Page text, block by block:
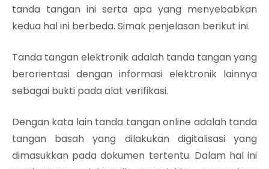
tanda tangan ini serta apa yang menyebabkan
kedua hal ini berbeda. Simak penjelasan berikut ini.
Tanda tangan elektronik adalah tanda tangan yang
berorientasi dengan informasi elektronik lainnya
sebagai bukti pada alat verifikasi.
Dengan kata lain tanda tangan online adalah tanda
tangan basah yang dilakukan digitalisasi yang
dimasukkan pada dokumen tertentu. Dalam hal ini